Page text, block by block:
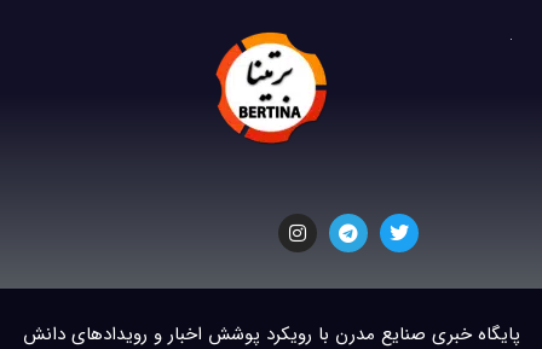
پایگاه خبری صنایع مدرن با رویکرد پوشش اخبار و رویدادهای دانش